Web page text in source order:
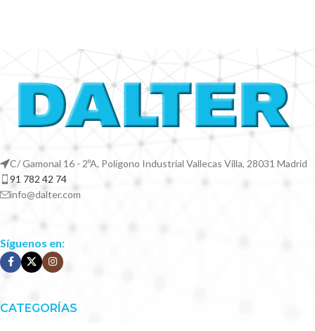
C/ Gamonal 16 - 2ºA, Polígono Industrial Vallecas Villa, 28031 Madrid
91 782 42 74
info@dalter.com
Síguenos en:
CATEGORÍAS